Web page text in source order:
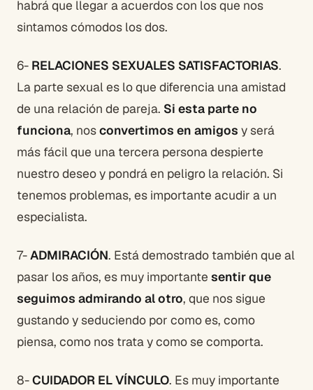
habrá que llegar a acuerdos con los que nos
sintamos cómodos los dos.
6- RELACIONES SEXUALES SATISFACTORIAS.
La parte sexual es lo que diferencia una amistad
de una relación de pareja. Si esta parte no
funciona, nosconvertimos en amigos y será
más fácil que una tercera persona despierte
nuestro deseo y pondrá en peligro la relación. Si
tenemos problemas, es importante acudir a un
especialista.
7-ADMIRACIÓN. Está demostrado también que al
pasar los años, es muy importante sentir que
seguimos admirando al otro, que nos sigue
gustando y seduciendo por como es, como
piensa, como nos trata y como se comporta.
8-CUIDADOR EL VÍNCULO. Es muy importante